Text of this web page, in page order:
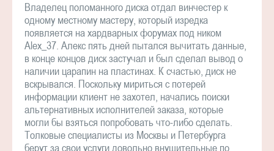
Владелец поломанного диска отдал винчестер к
одному местному мастеру, который изредка
появляется на хардварных форумах под ником
Alex_37. Алекс пять дней пытался вычитать данные,
в конце концов диск застучал и был сделал вывод о
наличии царапин на пластинах. К счастью, диск не
вскрывался. Поскольку мириться с потерей
информации клиент не захотел, начались поиски
альтернативных исполнителей заказа, которые
могли бы взяться попробовать что-либо сделать.
Толковые специалисты из Москвы и Петербурга
берут за свои услуги довольно внушительные по